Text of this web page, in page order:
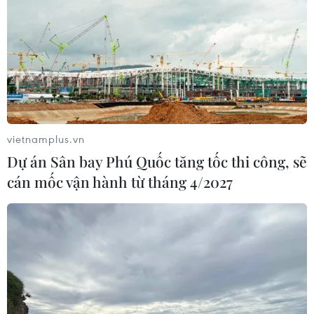
07/08/2026 13:51
Bảo mẫu tại cơ sở mầm non thừa
nhận hành vi bạo hành hai trẻ
07/08/2026 12:27
Phát hiện đối tượng tàng trữ trái
phép vũ khí quân dụng
07/08/2026 12:25
Tây Ninh cảnh báo giả mạo cơ quan
đăng ký kinh doanh để lừa đảo
doanh nghiệp
vietnamplus.vn
Dự án Sân bay Phú Quốc tăng tốc thi công, sẽ
cán mốc vận hành từ tháng 4/2027